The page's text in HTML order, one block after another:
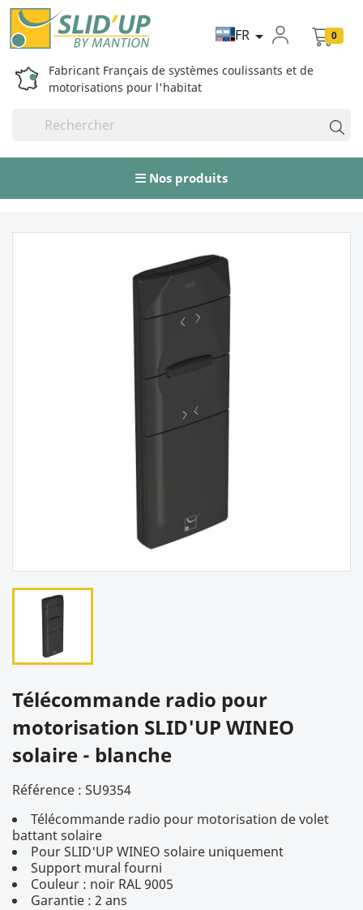
Fabricant Français de systèmes coulissants et de
motorisations pour l'habitat
FR  0
Nos produits
Télécommande radio pour
motorisation SLID'UP WINEO
solaire - blanche
Référence : SU9354
Télécommande radio pour motorisation de volet
battant solaire
Pour SLID'UP WINEO solaire uniquement
Support mural fourni
Couleur : noir RAL 9005
Garantie : 2 ans